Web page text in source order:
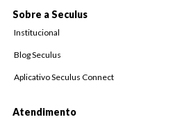
Sobre a Seculus
Institucional
Blog Seculus
Aplicativo Seculus Connect
Atendimento